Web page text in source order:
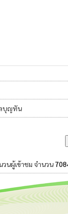
บุญทัน
วนผู้เข้าชม จำนวน